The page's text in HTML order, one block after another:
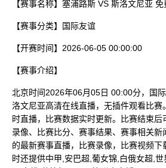
【赛事名称】 塞浦路斯 VS 斯洛文尼亚
【赛事分类】 国际友谊
【开赛时间】 2026-06-05 00:00:00
【赛事介绍】
北京时间2026年06月05日 00:00分，国
洛文尼亚高清在线直播，无插件观看比赛
时直播，比赛数据实时更新。比赛结束
录像、比赛比分、赛事结果、赛事相关
的最新赛事直播，比赛录像，比赛视频下
时还提供中甲,安巴超,葡女锦,白俄女超,